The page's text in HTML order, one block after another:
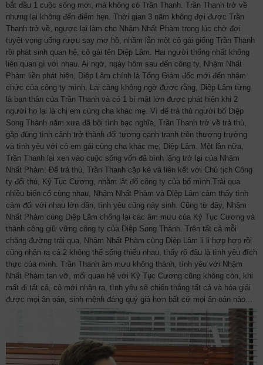
bắt đầu 1 cuộc sống mới, mà không có Trần Thanh. Trần Thanh trở về
nhưng lại không đển điểm hẹn. Thời gian 3 năm không đợi được Trần
Thanh trở về, ngược lại làm cho Nhậm Nhất Phàm trong lúc chờ đợi
tuyệt vọng uống rượu say mơ hồ, nhầm lẫn một cô gái giống Trần Thanh
rồi phát sinh quan hệ, cô gái tên Diệp Lâm. Hai người thống nhất không
liên quan gì với nhau. Ai ngờ, ngày hôm sau đến công ty, Nhậm Nhất
Phàm liền phát hiện, Diệp Lâm chính là Tổng Giám đốc mới đến nhậm
chức của công ty mình. Lại càng không ngờ được rằng, Diệp Lâm từng
là bạn thân của Trần Thanh và có 1 bí mật lớn được phát hiện khi 2
người họ lại là chị em cùng cha khác mẹ. Vì để trả thù người bố Diệp
Song Thành năm xưa đã bội tình bạc nghĩa, Trần Thanh trở về trả thù,
gặp đúng tình cảnh trở thành đối tượng cạnh tranh trên thương trường
và tình yêu với cô em gái cùng cha khác mẹ, Diệp Lâm. Một lần nữa,
Trần Thanh lại xen vào cuộc sống vốn đã bình lặng trở lại của Nhâm
Nhất Phàm. Để trả thù, Trần Thanh cặp kè và liên kết với Chủ tịch Công
ty đối thủ, Kỷ Tục Cương, nhằm lật đổ công ty của bố mình.Trải qua
nhiều biến cố cùng nhau, Nhậm Nhất Phàm và Diệp Lâm cảm thấy tình
cảm đối với nhau lớn dần, tình yêu cũng nảy sinh. Cũng từ đây, Nhậm
Nhất Phàm cùng Diệp Lâm chống lại các âm mưu của Kỷ Tục Cương và
thành công giữ vững công ty của Diệp Song Thành. Trên tất cả mỗi
chặng đường trải qua, Nhậm Nhất Phàm cùng Diệp Lâm li li hợp hợp rồi
cũng nhận ra cả 2 không thể sống thiếu nhau, thấy rõ đâu là tình yêu đích
thực của mình. Trần Thanh âm mưu không thành, tình yêu với Nhậm
Nhất Phàm tan vỡ, mối quan hệ với Kỷ Tục Cương cũng không còn, khi
mất đi tất cả, cô mới nhận ra, tình yêu sẽ chiến thắng tất cả và hóa giải
được mọi ân oán, sinh mệnh đáng quý giá hơn bất cứ mọi ân oán nào...